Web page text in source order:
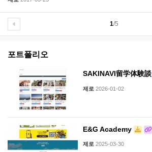
1/5
포트폴리오
SAKINAVI留学体験談
제로 2026-01-02
E&G Academy
제로 2025-03-30